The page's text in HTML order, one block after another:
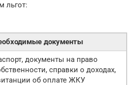
льгот:
документы
документы на право
справки о доходах,
об оплате ЖКУ